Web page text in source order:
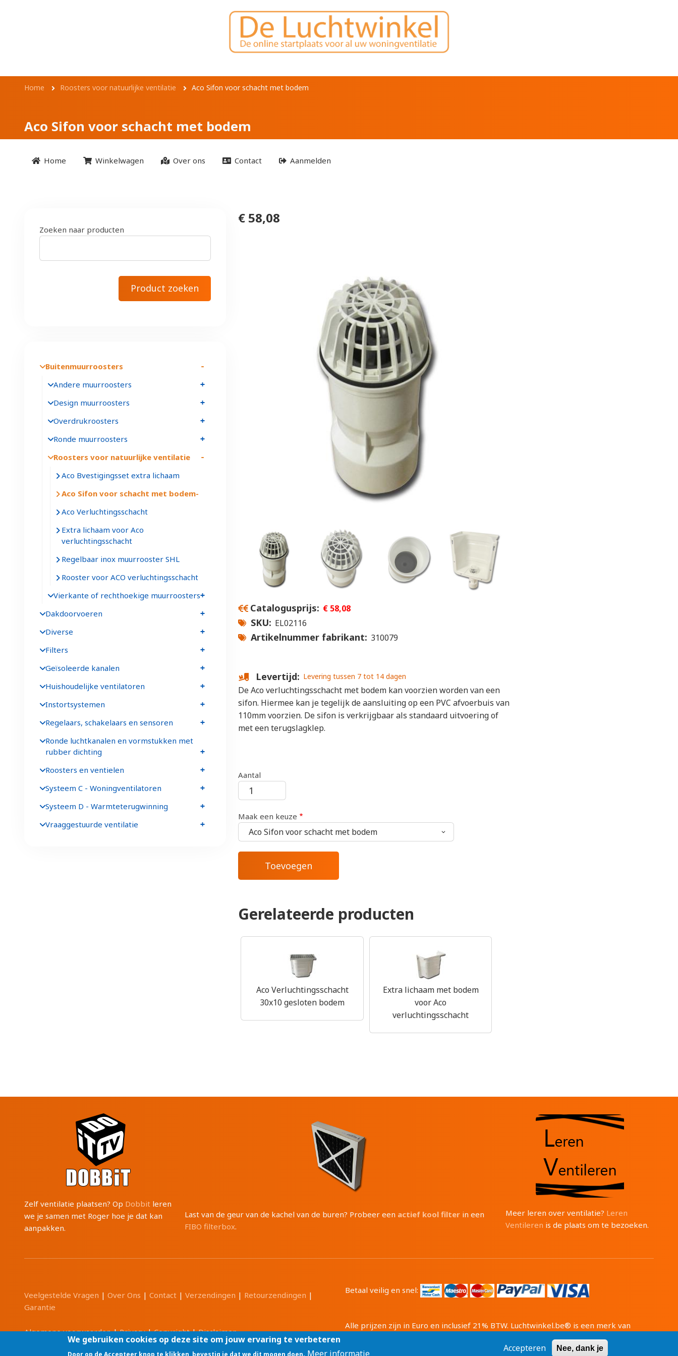
Aco Sifon voor schacht met bodem
Kruimelpad
Home Roosters voor natuurlijke ventilatie Aco Sifon voor schacht met bodem
Aco Sifon voor schacht met bodem
Home Winkelwagen Over ons Contact Aanmelden
€ 58,08
Catalogusprijs € 58,08
SKU EL02116
Artikelnummer fabrikant 310079
Levertijd Levering tussen 7 tot 14 dagen
De Aco verluchtingsschacht met bodem kan voorzien worden van een
sifon. Hiermee kan je tegelijk de aansluiting op een PVC afvoerbuis van
110mm voorzien. De sifon is verkrijgbaar als standaard uitvoering of
met een terugslagklep.
Aantal
Maak een keuze
Gerelateerde producten
Aco Verluchtingsschacht
30x10 gesloten bodem
Extra lichaam met bodem
voor Aco
verluchtingsschacht
Zoeken naar producten
Buitenmuurroosters
Andere muurroosters
Design muurroosters
Overdrukroosters
Ronde muurroosters
Roosters voor natuurlijke ventilatie
Aco Bvestigingsset extra lichaam
Aco Sifon voor schacht met bodem
Aco Verluchtingsschacht
Extra lichaam voor Aco
verluchtingsschacht
Regelbaar inox muurrooster SHL
Rooster voor ACO verluchtingsschacht
Vierkante of rechthoekige muurroosters
Dakdoorvoeren
Diverse
Filters
Geïsoleerde kanalen
Huishoudelijke ventilatoren
Instortsystemen
Regelaars, schakelaars en sensoren
Ronde luchtkanalen en vormstukken met
rubber dichting
Roosters en ventielen
Systeem C - Woningventilatoren
Systeem D - Warmteterugwinning
Vraaggestuurde ventilatie
Zelf ventilatie plaatsen? Op Dobbit leren
we je samen met Roger hoe je dat kan
aanpakken.
Last van de geur van de kachel van de buren? Probeer een actief kool filter in een
FIBO filterbox.
Meer leren over ventilatie? Leren
Ventileren is de plaats om te bezoeken.
Veelgestelde Vragen | Over Ons | Contact | Verzendingen | Retourzendingen |
Garantie
Algemene voorwaarden|Privacy|Copyright|Disclaimer
Betaal veilig en snel:
Alle prijzen zijn in Euro en inclusief 21% BTW. Luchtwinkel.be® is een merk van
We gebruiken cookies op deze site om jouw ervaring te verbeteren
Door op de Accepteer knop te klikken, bevestig je dat we dit mogen doen. Meer informatie Accepteren Nee, dank je